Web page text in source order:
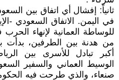
ثانياً: إفشال أي اتفاق بين
في اليمن. الاتفاق السعودي -
للوساطة العمانية لإنهاء
من هدنة بين الطرفين، بدأت
أكبر تبادل للأسرى بين
الوسيط العماني والسفير
صنعاء، والذي طرحت فيه